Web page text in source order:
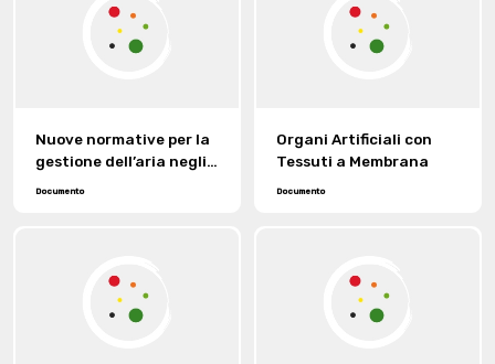
Nuove normative per la
gestione dell’aria negli
Documento
Organi Artificiali con
Tessuti a Membrana
Documento